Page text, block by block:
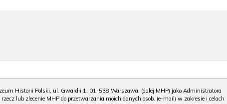
Historii Polski, ul. Gwardii 1, 01-538 Warszawa, (dalej MHP) jako Administratora
lub zlecenie MHP do przetwarzania moich danych osob. (e-mail) w zakresie i celach